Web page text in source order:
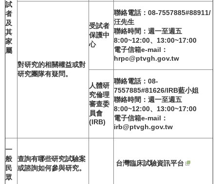
試
者
及
其
家
屬
對研究的相關權益或對
研究團隊有疑問。
受試者
保護中
心
聯絡電話：08-7557885#88911/
汪先生
聯絡時間：週一至週五
8:00~12:00、13:00~17:00
電子信箱e-mail ：
hrpc@ptvgh.gov.tw
人體研
究倫理
審查委
員會
(IRB)
聯絡電話：08-
7557885#81626/IRB藍小姐
聯絡時間：週一至週五
8:00~12:00、13:00~17:00
電子信箱e-mail ：
irb@ptvgh.gov.tw
一
般
民
眾
查詢有哪些研究試驗案
或諮詢如何參與研究。
台灣臨床試驗資訊平台